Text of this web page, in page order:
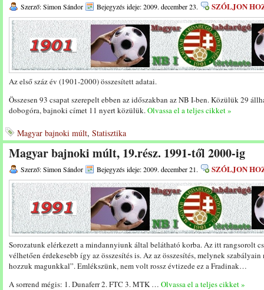
Szerző: Simon Sándor Bejegyzés ideje: 2009. december 23. SZÓLJON
Az első száz év (1901-2000) összesített adatai.
Összesen 93 csapat szerepelt ebben az időszakban az NB I-ben. Közülük 29
dobogóra, bajnoki címet 11 nyert közülük.Olvassa el a teljes cikket »
Magyar bajnoki múlt, Statisztika
Magyar bajnoki múlt, 19.rész. 1991-től 2000-ig
Szerző: Simon Sándor Bejegyzés ideje: 2009. december 21. SZÓLJON
Sorozatunk elérkezett a mindannyiunk által belátható korba. Az itt rangsorolt
vélhetően érdekesebb így az összesítés is. Az az összesítés, melynek
hozzuk magunkkal”. Emlékszünk, nem volt rossz évtizede ez a Fradinak…
A sorrend mégis: 1. Dunaferr 2. FTC 3. MTK … Olvassa el a teljes cikket »